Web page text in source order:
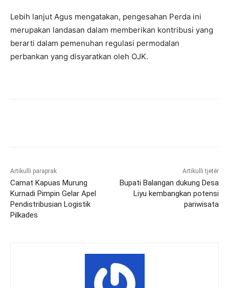
Lebih lanjut Agus mengatakan, pengesahan Perda ini
merupakan landasan dalam memberikan kontribusi yang
berarti dalam pemenuhan regulasi permodalan
perbankan yang disyaratkan oleh OJK.
Artikulli paraprak
Camat Kapuas Murung
Kurnadi Pimpin Gelar Apel
Pendistribusian Logistik
Pilkades
Artikulli tjetër
Bupati Balangan dukung Desa
Liyu kembangkan potensi
pariwisata